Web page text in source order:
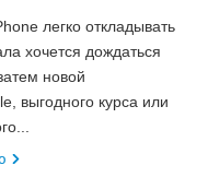
легко откладывать
хочется дождаться
новой
выгодного курса или